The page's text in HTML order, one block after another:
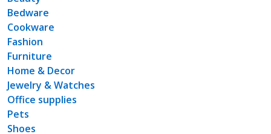
Bedware
Cookware
Fashion
Furniture
Home & Decor
Jewelry & Watches
Office supplies
Pets
Shoes